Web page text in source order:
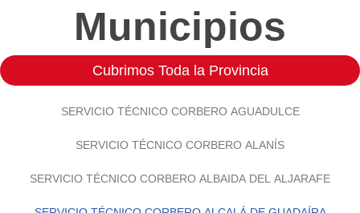
Municipios
Cubrimos Toda la Provincia
SERVICIO TÉCNICO CORBERO AGUADULCE
SERVICIO TÉCNICO CORBERO ALANÍS
SERVICIO TÉCNICO CORBERO ALBAIDA DEL ALJARAFE